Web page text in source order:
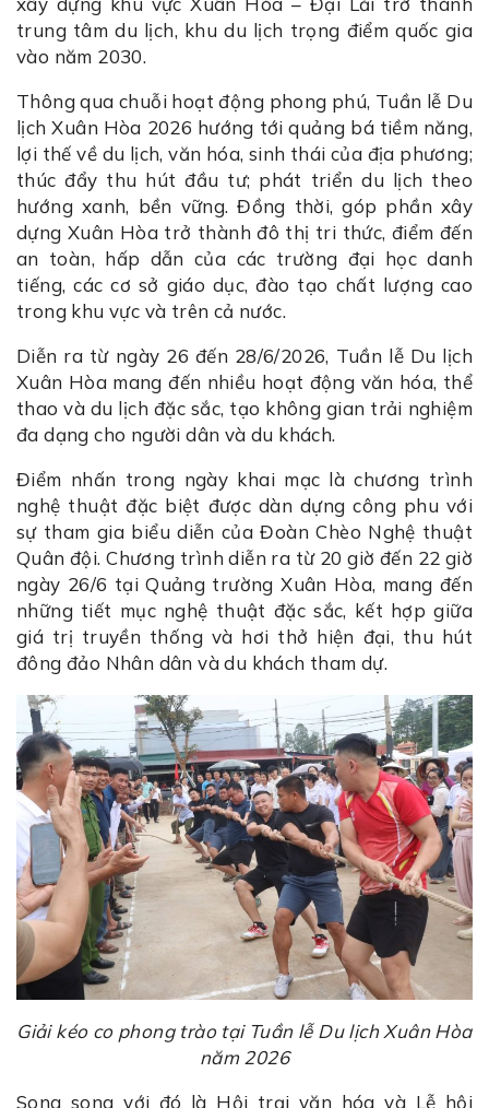
trung tâm du lịch, khu du lịch trọng điểm quốc gia
vào năm 2030.
Thông qua chuỗi hoạt động phong phú, Tuần lễ Du
lịch Xuân Hòa 2026 hướng tới quảng bá tiềm năng,
lợi thế về du lịch, văn hóa, sinh thái của địa phương;
thúc đẩy thu hút đầu tư; phát triển du lịch theo
hướng xanh, bền vững. Đồng thời, góp phần xây
dựng Xuân Hòa trở thành đô thị tri thức, điểm đến
an toàn, hấp dẫn của các trường đại học danh
tiếng, các cơ sở giáo dục, đào tạo chất lượng cao
trong khu vực và trên cả nước.
Diễn ra từ ngày 26 đến 28/6/2026, Tuần lễ Du lịch
Xuân Hòa mang đến nhiều hoạt động văn hóa, thể
thao và du lịch đặc sắc, tạo không gian trải nghiệm
đa dạng cho người dân và du khách.
Điểm nhấn trong ngày khai mạc là chương trình
nghệ thuật đặc biệt được dàn dựng công phu với
sự tham gia biểu diễn của Đoàn Chèo Nghệ thuật
Quân đội. Chương trình diễn ra từ 20 giờ đến 22 giờ
ngày 26/6 tại Quảng trường Xuân Hòa, mang đến
những tiết mục nghệ thuật đặc sắc, kết hợp giữa
giá trị truyền thống và hơi thở hiện đại, thu hút
đông đảo Nhân dân và du khách tham dự.
Giải kéo co phong trào tại Tuần lễ Du lịch Xuân Hòa
năm 2026
Song song với đó là Hội trại văn hóa và Lễ hội